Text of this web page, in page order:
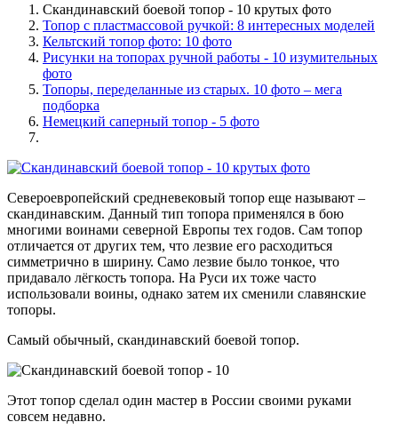
Скандинавский боевой топор - 10 крутых фото
Топор с пластмассовой ручкой: 8 интересных моделей
Кельтский топор фото: 10 фото
Рисунки на топорах ручной работы - 10 изумительных
фото
Топоры, переделанные из старых. 10 фото – мега
подборка
Немецкий саперный топор - 5 фото
Североевропейский средневековый топор еще называют –
скандинавским. Данный тип топора применялся в бою
многими воинами северной Европы тех годов. Сам топор
отличается от других тем, что лезвие его расходиться
симметрично в ширину. Само лезвие было тонкое, что
придавало лёгкость топора. На Руси их тоже часто
использовали воины, однако затем их сменили славянские
топоры.
Самый обычный, скандинавский боевой топор.
Этот топор сделал один мастер в России своими руками
совсем недавно.